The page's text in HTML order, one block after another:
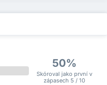
50%
Skóroval jako první v
zápasech 5 / 10